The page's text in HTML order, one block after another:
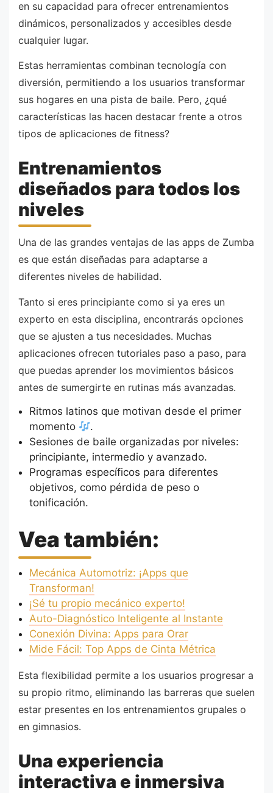
en su capacidad para ofrecer entrenamientos
dinámicos, personalizados y accesibles desde
cualquier lugar.
Estas herramientas combinan tecnología con
diversión, permitiendo a los usuarios transformar
sus hogares en una pista de baile. Pero, ¿qué
características las hacen destacar frente a otros
tipos de aplicaciones de fitness?
Entrenamientos
diseñados para todos los
niveles
Una de las grandes ventajas de las apps de Zumba
es que están diseñadas para adaptarse a
diferentes niveles de habilidad.
Tanto si eres principiante como si ya eres un
experto en esta disciplina, encontrarás opciones
que se ajusten a tus necesidades. Muchas
aplicaciones ofrecen tutoriales paso a paso, para
que puedas aprender los movimientos básicos
antes de sumergirte en rutinas más avanzadas.
Ritmos latinos que motivan desde el primer
momento
.
Sesiones de baile organizadas por niveles:
principiante, intermedio y avanzado.
Programas específicos para diferentes
objetivos, como pérdida de peso o
tonificación.
Vea también:
Mecánica Automotriz: ¡Apps que
Transforman!
¡Sé tu propio mecánico experto!
Auto-Diagnóstico Inteligente al Instante
Conexión Divina: Apps para Orar
Mide Fácil: Top Apps de Cinta Métrica
Esta flexibilidad permite a los usuarios progresar a
su propio ritmo, eliminando las barreras que suelen
estar presentes en los entrenamientos grupales o
en gimnasios.
Una experiencia
interactiva e inmersiva